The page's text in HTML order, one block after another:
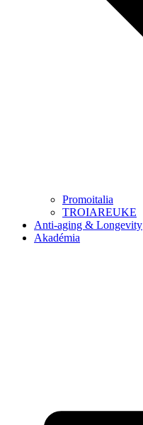
Promoitalia
TROIAREUKE
Anti-aging & Longevity
Akadémia